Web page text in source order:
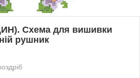
Схема для вишивки
рушник